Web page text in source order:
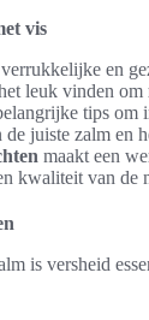
vis
en
leuk vinden om
tips om
juiste zalm en
maakt een
kwaliteit van de
is versheid